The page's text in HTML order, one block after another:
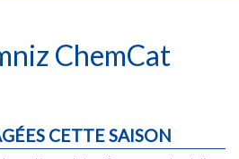
ChemCat
CETTE SAISON